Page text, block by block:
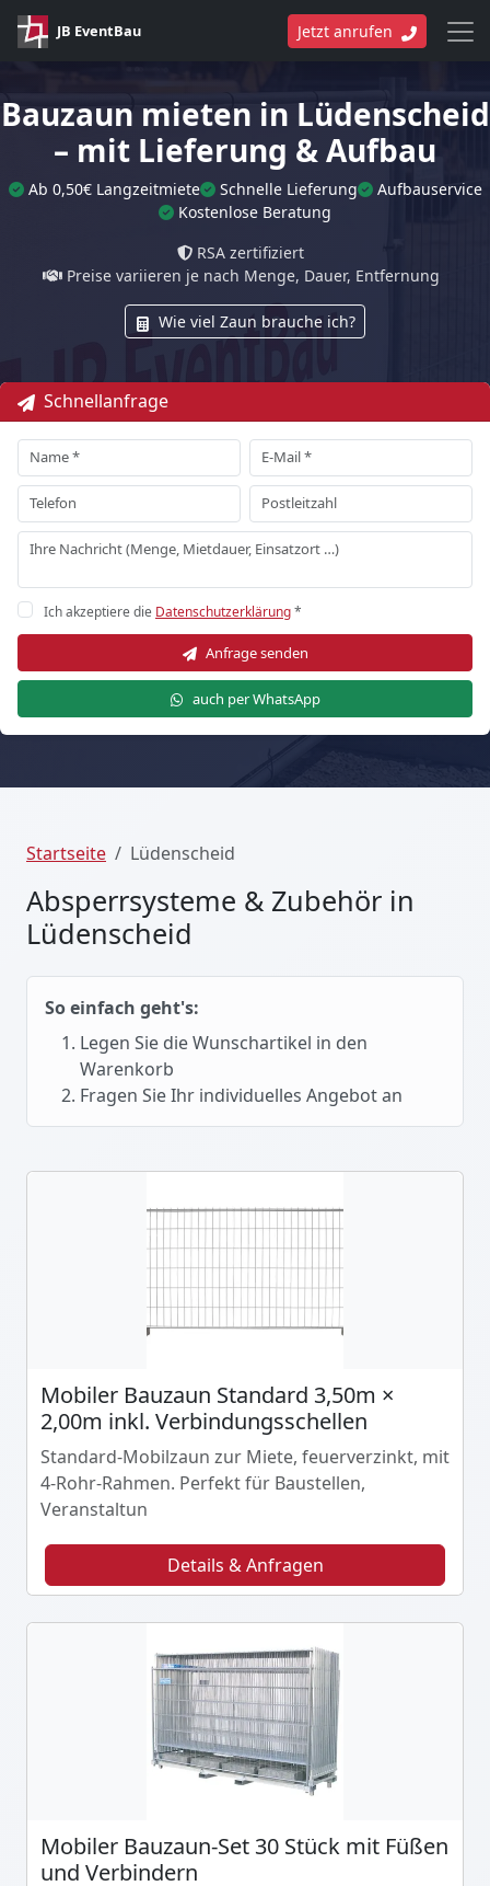
JB EventBau Jetzt anrufen
Bauzaun mieten in Lüdenscheid
– mit Lieferung & Aufbau
Ab 0,50€ Langzeitmiete Schnelle Lieferung
Aufbauservice
Kostenlose Beratung
RSA zertifiziert
Preise variieren je nach Menge, Dauer, Entfernung
Wie viel Zaun brauche ich?
Schnellanfrage
Ich akzeptiere die Datenschutzerklärung*
Anfrage senden
auch per WhatsApp
Startseite Lüdenscheid
Absperrsysteme & Zubehör in
Lüdenscheid
So einfach geht's:
Legen Sie die Wunschartikel in den
Warenkorb
Fragen Sie Ihr individuelles Angebot an
Mobiler Bauzaun Standard 3,50m ×
2,00m inkl. Verbindungsschellen
Standard-Mobilzaun zur Miete, feuerverzinkt, mit
4-Rohr-Rahmen. Perfekt für Baustellen,
Veranstaltun
Details & Anfragen
Mobiler Bauzaun-Set 30 Stück mit Füßen
und Verbindern